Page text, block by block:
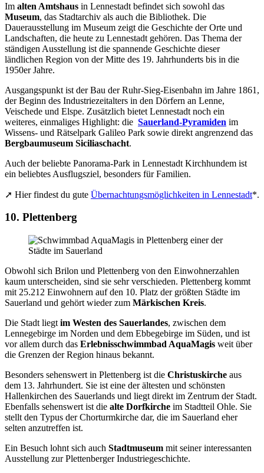
Im alten Amtshaus in Lennestadt befindet sich sowohl das
Museum, das Stadtarchiv als auch die Bibliothek. Die
Dauerausstellung im Museum zeigt die Geschichte der Orte und
Landschaften, die heute zu Lennestadt gehören. Das Thema der
ständigen Ausstellung ist die spannende Geschichte dieser
ländlichen Region von der Mitte des 19. Jahrhunderts bis in die
1950er Jahre.
Ausgangspunkt ist der Bau der Ruhr-Sieg-Eisenbahn im Jahre 1861,
der Beginn des Industriezeitalters in den Dörfern an Lenne,
Veischede und Elspe. Zusätzlich bietet Lennestadt noch ein
weiteres, einmaliges Highlight: die Sauerland-Pyramiden im
Wissens- und Rätselpark Galileo Park sowie direkt angrenzend das
Bergbaumuseum Siciliaschacht.
Auch der beliebte Panorama-Park in Lennestadt Kirchhundem ist
ein beliebtes Ausflugsziel, besonders für Familien.
➚ Hier findest du gute Übernachtungsmöglichkeiten in Lennestadt*.
10. Plettenberg
Obwohl sich Brilon und Plettenberg von den Einwohnerzahlen
kaum unterscheiden, sind sie sehr verschieden. Plettenberg kommt
mit 25.212 Einwohnern auf den 10. Platz der größten Städte im
Sauerland und gehört wieder zum Märkischen Kreis.
Die Stadt liegt im Westen des Sauerlandes, zwischen dem
Lennegebirge im Norden und dem Ebbegebirge im Süden, und ist
vor allem durch das Erlebnisschwimmbad AquaMagis weit über
die Grenzen der Region hinaus bekannt.
Besonders sehenswert in Plettenberg ist die Christuskirche aus
dem 13. Jahrhundert. Sie ist eine der ältesten und schönsten
Hallenkirchen des Sauerlands und liegt direkt im Zentrum der Stadt.
Ebenfalls sehenswert ist die alte Dorfkirche im Stadtteil Ohle. Sie
stellt den Typus der Chorturmkirche dar, die im Sauerland eher
selten anzutreffen ist.
Ein Besuch lohnt sich auch Stadtmuseum mit seiner interessanten
Ausstellung zur Plettenberger Industriegeschichte.